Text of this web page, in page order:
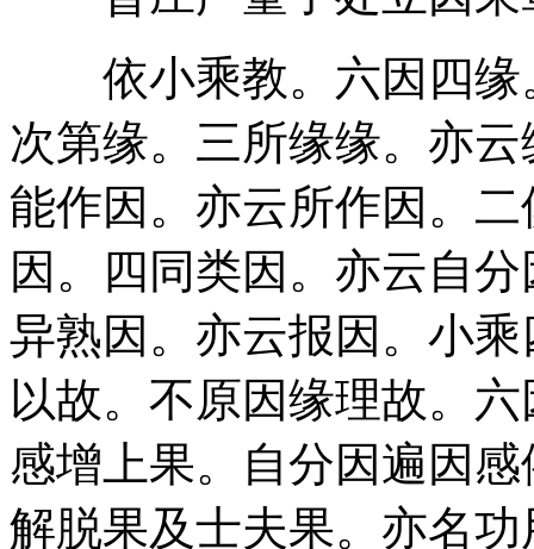
依小乘教。六因四缘
次第缘。三所缘缘。亦
能作因。亦云所作因。
因。四同类因。亦云自
异熟因。亦云报因。小
以故。不原因缘理故。
感增上果。自分因遍因
解脱果及士夫果。亦名